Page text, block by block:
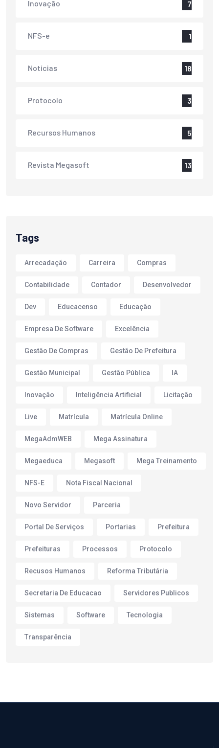
Inovação 7
NFS-e 1
Notícias 18
Protocolo 3
Recursos Humanos 5
Revista Megasoft 13
Tags
Arrecadação Carreira Compras
Contabilidade Contador Desenvolvedor
Dev Educacenso Educação
Empresa De Software Excelência
Gestão De Compras Gestão De Prefeitura
Gestão Municipal Gestão Pública IA
Inovação Inteligência Artificial Licitação
Live Matrícula Matrícula Online
MegaAdmWEB Mega Assinatura
Megaeduca Megasoft Mega Treinamento
NFS-E Nota Fiscal Nacional
Novo Servidor Parceria
Portal De Serviços Portarias Prefeitura
Prefeituras Processos Protocolo
Recusos Humanos Reforma Tributária
Secretaria De Educacao Servidores Publicos
Sistemas Software Tecnologia
Transparência